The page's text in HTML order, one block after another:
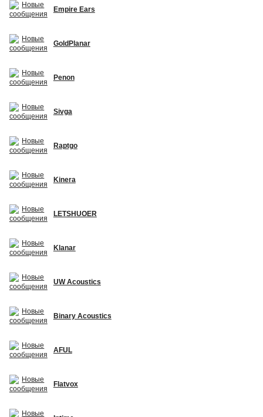
Empire Ears
GoldPlanar
Penon
Sivga
Raptgo
Kinera
LETSHUOER
Klanar
UW Acoustics
Binary Acoustics
AFUL
Flatvox